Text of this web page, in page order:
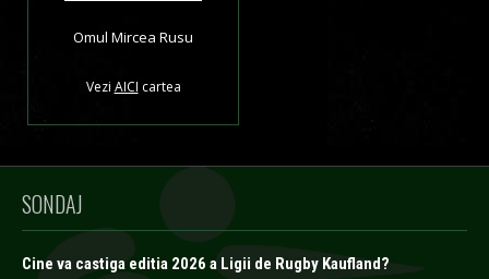
Omul Mircea Rusu
Vezi AICI cartea
SONDAJ
Cine va castiga editia 2026 a Ligii de Rugby Kaufland?